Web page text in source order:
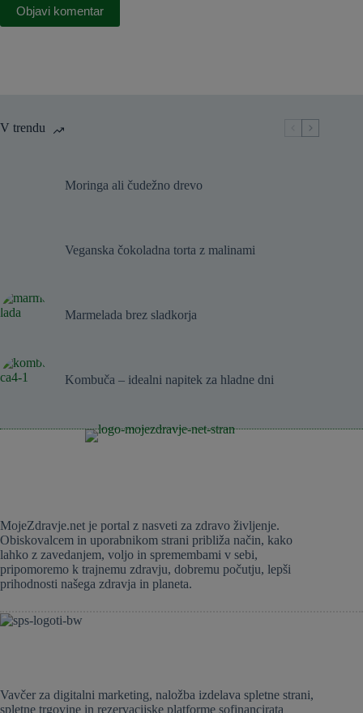
Objavi komentar
V trendu
Moringa ali čudežno drevo
Veganska čokoladna torta z malinami
Marmelada brez sladkorja
Kombuča – idealni napitek za hladne dni
MojeZdravje.net je portal z nasveti za zdravo življenje.
Obiskovalcem in uporabnikom strani približa način, kako
lahko z zavedanjem, voljo in spremembami v sebi,
pripomoremo k trajnemu zdravju, dobremu počutju, lepši
prihodnosti našega zdravja in planeta.
Vavčer za digitalni marketing, naložba izdelava spletne strani,
spletne trgovine in rezervacijske platforme sofinancirata